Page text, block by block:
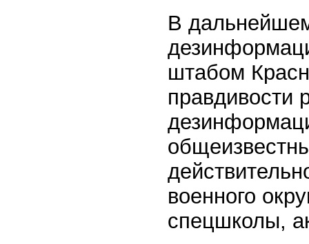
В
штабом
правдивости
военного
спецшколы,